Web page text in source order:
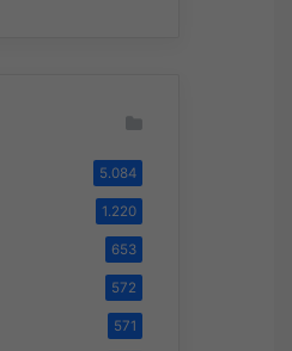
5.084
1.220
653
572
571